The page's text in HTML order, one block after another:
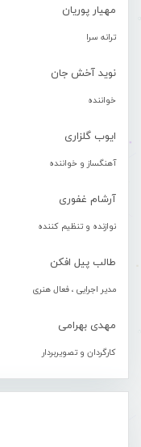
مهیار پوریان
ترانه سرا
نوید آخش جان
خواننده
ایوب گلزاری
آهنگساز و خواننده
آرشام غفوری
نوازنده و تنظیم کننده
طالب پیل افکن
مدیر اجرایی ، فعال هنری
مهدی بهرامی
کارگردان و تصویربردار